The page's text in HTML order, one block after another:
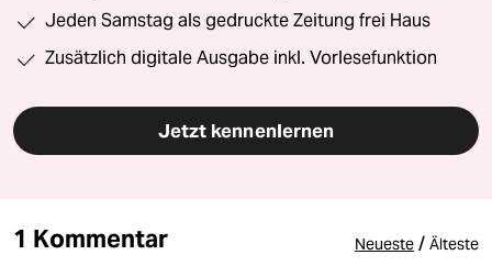
Jeden Samstag als gedruckte Zeitung frei Haus
Zusätzlich digitale Ausgabe inkl. Vorlesefunktion
Jetzt kennenlernen
1 Kommentar Neueste / Älteste